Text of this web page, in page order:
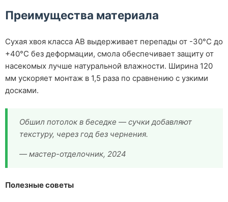
Преимущества материала
Сухая хвоя класса АВ выдерживает перепады от -30°C до
+40°C без деформации, смола обеспечивает защиту от
насекомых лучше натуральной влажности. Ширина 120
мм ускоряет монтаж в 1,5 раза по сравнению с узкими
досками.
Обшил потолок в беседке — сучки добавляют
текстуру, через год без чернения.
— мастер-отделочник, 2024
Полезные советы